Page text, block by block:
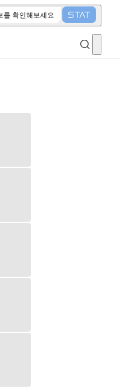
를 확인해보세요